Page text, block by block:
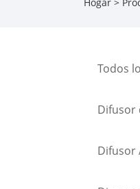
Hogar >
Todos
Difusor
Difusor